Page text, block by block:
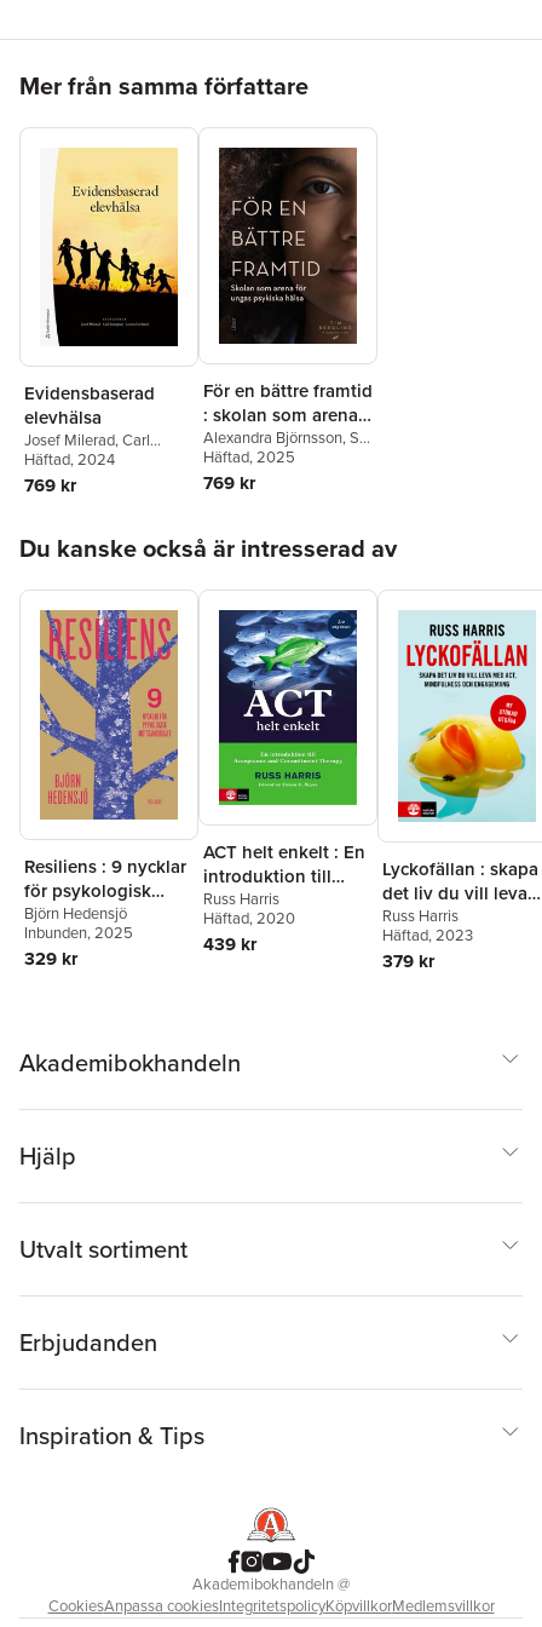
Mer från samma författare
Evidensbaserad
elevhälsa
Josef Milerad,Carl
Lindgren,Louise
Forslund
Beckman
Carolina Bigert
Cernerud,Elisabeth
Malin Gren Landell,
Marika Habbe,Lars
Hagenäs, Maria
Hedström, Einar
Hellquist
Helena Hervius
Askling,Kajsa-Mia
Holgers
Lena Jacobson
Håkan Jonsson, Sven
Klaesson,Laura
Korhonen ,Fredrik
Livheim,Nils Lundin ,
Niklas Långström ,Anna
Molnar,Ann-Charlotte
Münger,Malin Kata
Nylén,Walter Osika,
Martin Ritzén,Sara
Ronningstam Millberg
Elinor Schad,Ylva
Solders,Karin Sonnby
Eva Tideman
Häftad, 2024
769 kr
För en bättre framtid
: skolan som arena
för ungas psykiska
hälsa
Alexandra Björnsson,Siri
Helle,Edvin Johansson
Fredrik Livheim
Lundström
Fredrik Bäck
Häftad, 2025
769 kr
Du kanske också är intresserad av
Resiliens : 9 nycklar
för psykologisk
motståndskraft
Björn Hedensjö
Inbunden, 2025
329 kr
ACT helt enkelt : En
introduktion till
Acceptance and
Commitment
Therapy (2:a
Russ Harris
Häftad, 2020
439 kr
Lyckofällan : skapa
det liv du vill leva
med ACT,
mindfulness och
engagemang
Russ Harris
Häftad, 2023
379 kr
Akademibokhandeln
Hjälp
Utvalt sortiment
Erbjudanden
Inspiration & Tips
Akademibokhandeln@
CookiesAnpassa cookiesIntegritetspolicyKöpvillkorMedlemsvillkor